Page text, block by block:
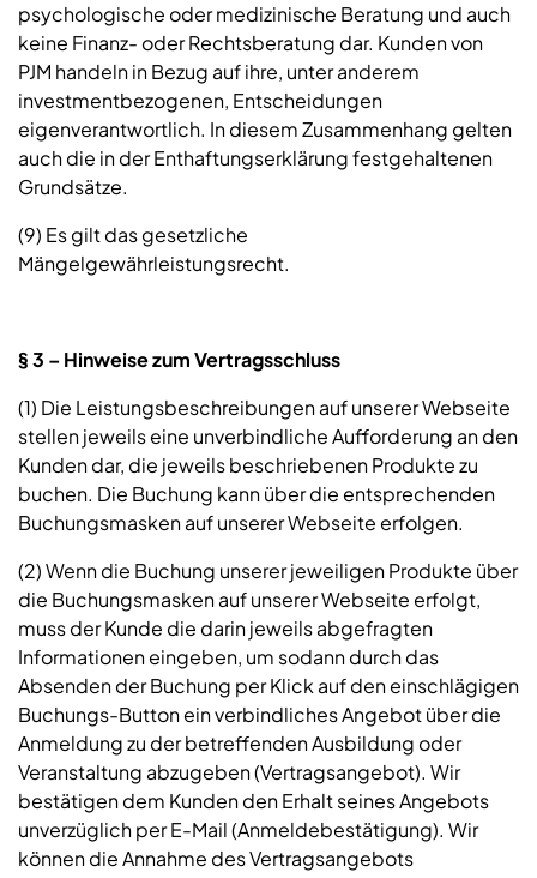
psychologische oder medizinische Beratung und auch
keine Finanz- oder Rechtsberatung dar. Kunden von
PJM handeln in Bezug auf ihre, unter anderem
investmentbezogenen, Entscheidungen
eigenverantwortlich. In diesem Zusammenhang gelten
auch die in der Enthaftungserklärung festgehaltenen
Grundsätze.
(9) Es gilt das gesetzliche
Mängelgewährleistungsrecht.
§ 3 – Hinweise zum Vertragsschluss
(1) Die Leistungsbeschreibungen auf unserer Webseite
stellen jeweils eine unverbindliche Aufforderung an den
Kunden dar, die jeweils beschriebenen Produkte zu
buchen. Die Buchung kann über die entsprechenden
Buchungsmasken auf unserer Webseite erfolgen.
(2) Wenn die Buchung unserer jeweiligen Produkte über
die Buchungsmasken auf unserer Webseite erfolgt,
muss der Kunde die darin jeweils abgefragten
Informationen eingeben, um sodann durch das
Absenden der Buchung per Klick auf den einschlägigen
Buchungs-Button ein verbindliches Angebot über die
Anmeldung zu der betreffenden Ausbildung oder
Veranstaltung abzugeben (Vertragsangebot). Wir
bestätigen dem Kunden den Erhalt seines Angebots
unverzüglich per E-Mail (Anmeldebestätigung). Wir
können die Annahme des Vertragsangebots